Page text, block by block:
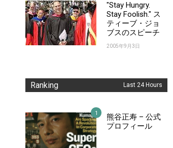
"Stay Hungry.
Stay Foolish." ス
ティーブ・ジョ
ブスのスピーチ
2005年9月3日
Ranking Last 24 Hours
熊谷正寿 – 公式
プロフィール